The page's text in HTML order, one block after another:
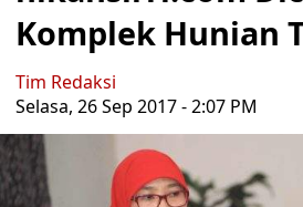
Komplek Hunian
Tim Redaksi
Selasa, 26 Sep 2017 - 2:07 PM